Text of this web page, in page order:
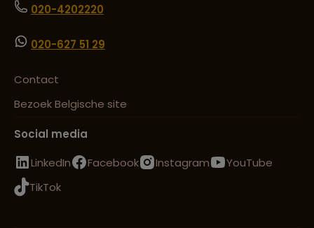
020-4202220
020-627 51 29
Contact
Bezoek Belgische site
Social media
LinkedIn
Facebook Instagram
YouTube
TikTok